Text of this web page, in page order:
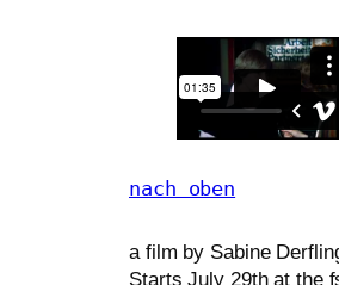
nach oben
a film by Sabine
Starts July 29th at the